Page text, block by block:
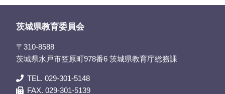
茨城県教育委員会
〒310-8588
茨城県水戸市笠原町978番6 茨城県教育庁総務課
TEL. 029-301-5148
FAX. 029-301-5139